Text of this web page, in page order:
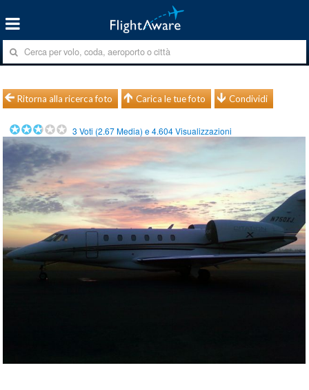
Ritorna alla ricerca foto Carica le tue foto Condividi
3 Voti (2.67Media) e4.604Visualizzazioni